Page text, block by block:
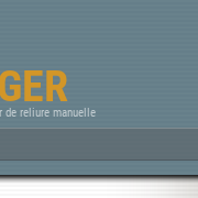
de reliure manuelle